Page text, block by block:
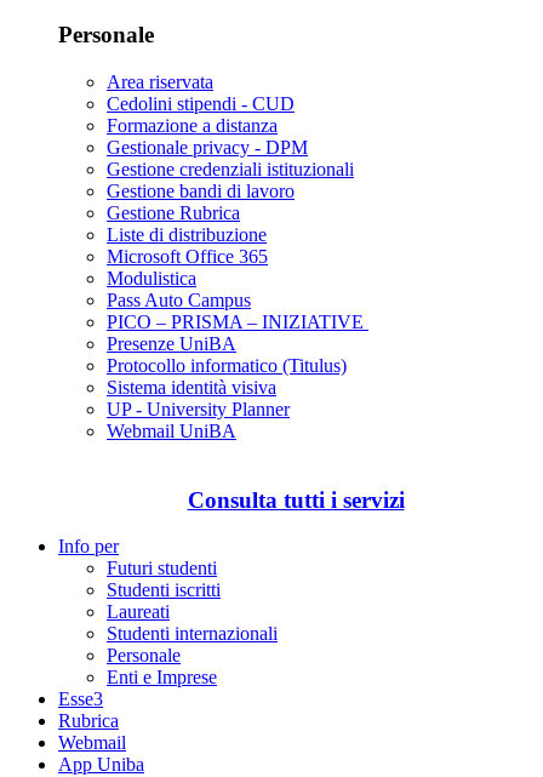
Personale
Area riservata
Cedolini stipendi - CUD
Formazione a distanza
Gestionale privacy - DPM
Gestione credenziali istituzionali
Gestione bandi di lavoro
Gestione Rubrica
Liste di distribuzione
Microsoft Office 365
Modulistica
Pass Auto Campus
PICO – PRISMA – INIZIATIVE
Presenze UniBA
Protocollo informatico (Titulus)
Sistema identità visiva
UP - University Planner
Webmail UniBA
Consulta tutti i servizi
Info per
Futuri studenti
Studenti iscritti
Laureati
Studenti internazionali
Personale
Enti e Imprese
Esse3
Rubrica
Webmail
App Uniba